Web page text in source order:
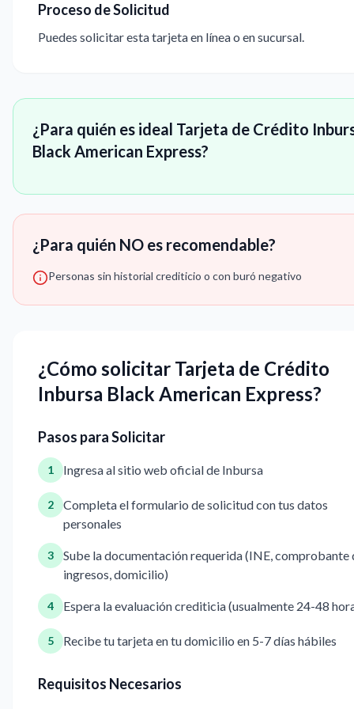
Proceso de Solicitud
Puedes solicitar esta tarjeta en línea o en sucursal.
¿Para quién es ideal Tarjeta de Crédito
Black American Express?
¿Para quién NO es recomendable?
Personas sin historial crediticio o con buró negativo
¿Cómo solicitar Tarjeta de Crédito
Inbursa Black American Express?
Pasos para Solicitar
1 Ingresa al sitio web oficial de Inbursa
2
Completa el formulario de solicitud con tus datos
personales
3
Sube la documentación requerida (INE, comprobante
ingresos, domicilio)
4 Espera la evaluación crediticia (usualmente 24-48
5 Recibe tu tarjeta en tu domicilio en 5-7 días hábiles
Requisitos Necesarios